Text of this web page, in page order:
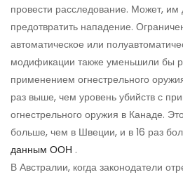
провести расследование. Может, им
предотвратить нападение.
автоматическое или
модификации также уменьшили бы
применением огнестрельного
раз выше, чем уровень убийств с
огнестрельного оружия в Канаде.
больше, чем в Швеции, и в 16 раз
данным ООН .
В Австралии, когда законодатели